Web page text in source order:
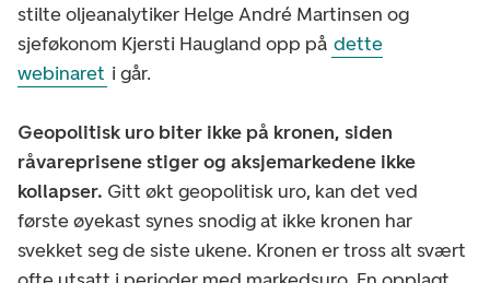
stilte oljeanalytiker Helge André Martinsen og
sjeføkonom Kjersti Haugland opp på dette
webinaret i går.
Geopolitisk uro biter ikke på kronen, siden
råvareprisene stiger og aksjemarkedene ikke
kollapser. Gitt økt geopolitisk uro, kan det ved
første øyekast synes snodig at ikke kronen har
svekket seg de siste ukene. Kronen er tross alt svært